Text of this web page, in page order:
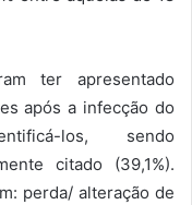
ter apresentado
após a infecção do
los, sendo
citado (39,1%).
perda/ alteração de